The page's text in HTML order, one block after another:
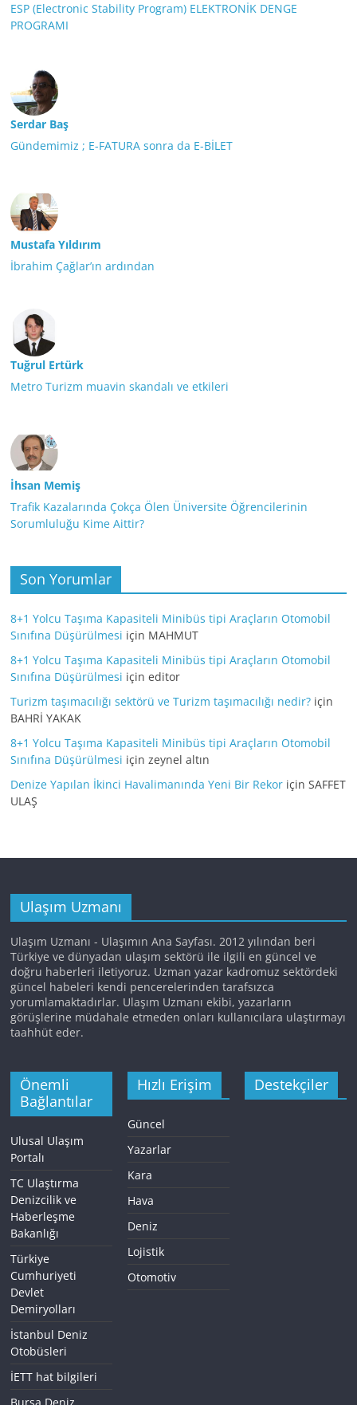
ESP (Electronic Stability Program) ELEKTRONİK DENGE
PROGRAMI
Serdar Baş
Gündemimiz ; E-FATURA sonra da E-BİLET
Mustafa Yıldırım
İbrahim Çağlar’ın ardından
Tuğrul Ertürk
Metro Turizm muavin skandalı ve etkileri
İhsan Memiş
Trafik Kazalarında Çokça Ölen Üniversite Öğrencilerinin
Sorumluluğu Kime Aittir?
Son Yorumlar
8+1 Yolcu Taşıma Kapasiteli Minibüs tipi Araçların Otomobil
Sınıfına Düşürülmesi için MAHMUT
8+1 Yolcu Taşıma Kapasiteli Minibüs tipi Araçların Otomobil
Sınıfına Düşürülmesi içineditor
Turizm taşımacılığı sektörü ve Turizm taşımacılığı nedir? için
BAHRİ YAKAK
8+1 Yolcu Taşıma Kapasiteli Minibüs tipi Araçların Otomobil
Sınıfına Düşürülmesi içinzeynel altın
Denize Yapılan İkinci Havalimanında Yeni Bir Rekor içinSAFFET
ULAŞ
Ulaşım Uzmanı
Ulaşım Uzmanı - Ulaşımın Ana Sayfası. 2012 yılından beri
Türkiye ve dünyadan ulaşım sektörü ile ilgili en güncel ve
doğru haberleri iletiyoruz. Uzman yazar kadromuz sektördeki
güncel habeleri kendi pencerelerinden tarafsızca
yorumlamaktadırlar. Ulaşım Uzmanı ekibi, yazarların
görüşlerine müdahale etmeden onları kullanıcılara ulaştırmayı
taahhüt eder.
Önemli
Bağlantılar
Ulusal Ulaşım
Portalı
TC Ulaştırma
Denizcilik ve
Haberleşme
Bakanlığı
Türkiye
Cumhuriyeti
Devlet
Demiryolları
İstanbul Deniz
Otobüsleri
İETT hat bilgileri
Bursa Deniz
Hızlı Erişim
Güncel
Yazarlar
Kara
Hava
Deniz
Lojistik
Otomotiv
Destekçiler